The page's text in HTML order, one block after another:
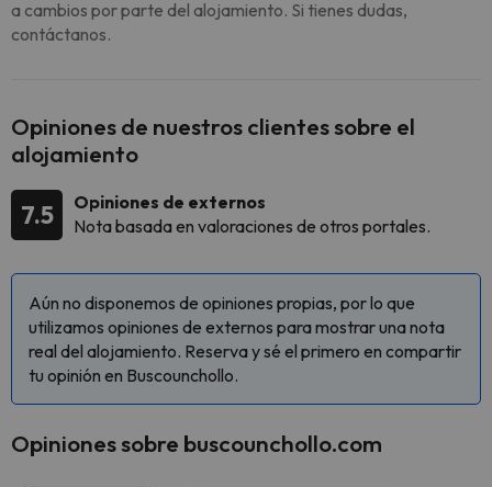
a cambios por parte del alojamiento. Si tienes dudas,
contáctanos.
Opiniones de nuestros clientes sobre el
alojamiento
7.5
Opiniones de externos
Nota basada en valoraciones de otros portales.
Aún no disponemos de opiniones propias, por lo que
utilizamos opiniones de externos para mostrar una nota
real del alojamiento. Reserva y sé el primero en compartir
tu opinión en Buscounchollo.
Opiniones sobre buscounchollo.com